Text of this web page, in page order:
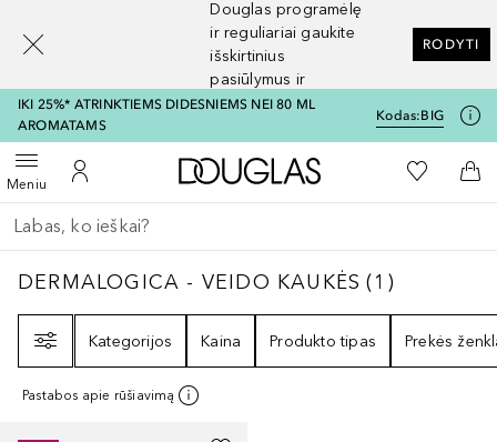
Douglas programėlę
ir reguliariai gaukite
išskirtinius
pasiūlymus ir
nuolaidas
RODYTI
IKI 25%* ATRINKTIEMS DIDESNIEMS NEI 80 ML
AROMATAMS
Kodas:BIG
MeniuAtidaryti meniuĮ mano paskyrą
Į Douglas pagrindinį
Į mano
Į
Grįžk atgal
Vykdykite paiešką
DERMALOGICA - VEIDO KAUKĖS 1
DERMALOGICA - VEIDO KAUKĖS (1 )
Kategorijos
Kaina Produkto tipas Prekės
Pastabos apie rūšiavimą
[navigation.slideout.screenreader]